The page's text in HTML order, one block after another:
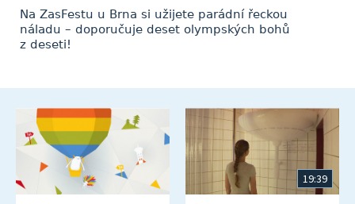
Na ZasFestu u Brna si užijete parádní řeckou
náladu – doporučuje deset olympských bohů
z deseti!
19:39